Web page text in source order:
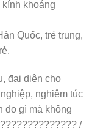
kính khoáng
Quốc, trẻ trung,
đại diện cho
nghiêm túc
đo gì mà không
/